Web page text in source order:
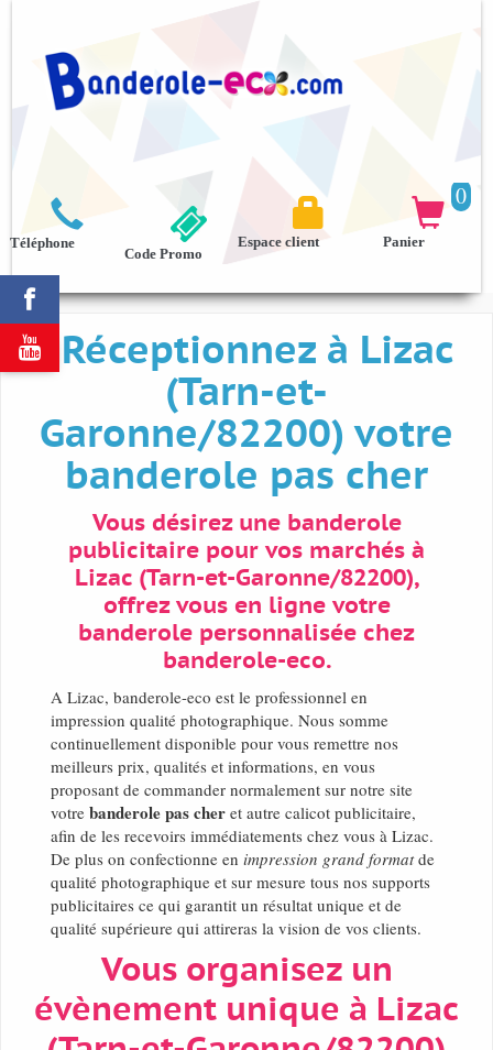



Téléphone
0

Panier

Espace client
Code Promo
Réceptionnez à Lizac
(Tarn-et-
Garonne/82200) votre
banderole pas cher
Vous désirez une banderole
publicitaire pour vos marchés à
Lizac (Tarn-et-Garonne/82200),
offrez vous en ligne votre
banderole personnalisée chez
banderole-eco.
A Lizac, banderole-eco est le professionnel en
impression qualité photographique. Nous somme
continuellement disponible pour vous remettre nos
meilleurs prix, qualités et informations, en vous
proposant de commander normalement sur notre site
votre banderole pas cher et autre calicot publicitaire,
afin de les recevoirs immédiatements chez vous à Lizac.
De plus on confectionne en impression grand formatde
qualité photographique et sur mesure tous nos supports
publicitaires ce qui garantit un résultat unique et de
qualité supérieure qui attireras la vision de vos clients.
Vous organisez un
évènement unique à Lizac